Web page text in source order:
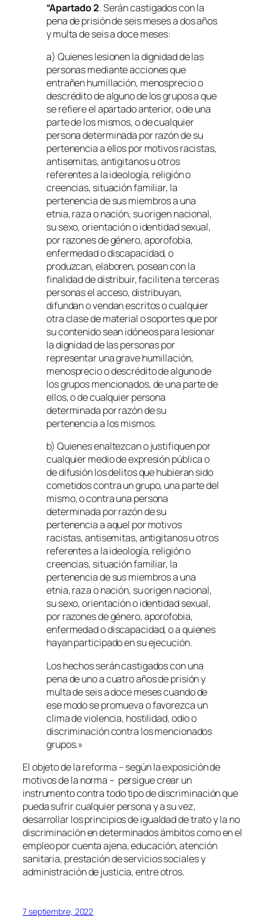
“Apartado 2. Serán castigados con la
pena de prisión de seis meses a dos años
y multa de seis a doce meses:
a) Quienes lesionen la dignidad de las
personas mediante acciones que
entrañen humillación, menosprecio o
descrédito de alguno de los grupos a que
se refiere el apartado anterior, o de una
parte de los mismos, o de cualquier
persona determinada por razón de su
pertenencia a ellos por motivos racistas,
antisemitas, antigitanos u otros
referentes a la ideología, religión o
creencias, situación familiar, la
pertenencia de sus miembros a una
etnia, raza o nación, su origen nacional,
su sexo, orientación o identidad sexual,
por razones de género, aporofobia,
enfermedad o discapacidad, o
produzcan, elaboren, posean con la
finalidad de distribuir, faciliten a terceras
personas el acceso, distribuyan,
difundan o vendan escritos o cualquier
otra clase de material o soportes que por
su contenido sean idóneos para lesionar
la dignidad de las personas por
representar una grave humillación,
menosprecio o descrédito de alguno de
los grupos mencionados, de una parte de
ellos, o de cualquier persona
determinada por razón de su
pertenencia a los mismos.
b) Quienes enaltezcan o justifiquen por
cualquier medio de expresión pública o
de difusión los delitos que hubieran sido
cometidos contra un grupo, una parte del
mismo, o contra una persona
determinada por razón de su
pertenencia a aquel por motivos
racistas, antisemitas, antigitanos u otros
referentes a la ideología, religión o
creencias, situación familiar, la
pertenencia de sus miembros a una
etnia, raza o nación, su origen nacional,
su sexo, orientación o identidad sexual,
por razones de género, aporofobia,
enfermedad o discapacidad, o a quienes
hayan participado en su ejecución.
Los hechos serán castigados con una
pena de uno a cuatro años de prisión y
multa de seis a doce meses cuando de
ese modo se promueva o favorezca un
clima de violencia, hostilidad, odio o
discriminación contra los mencionados
grupos.»
El objeto de la reforma – según la exposición de
motivos de la norma – persigue crear un
instrumento contra todo tipo de discriminación que
pueda sufrir cualquier persona y a su vez,
desarrollar los principios de igualdad de trato y la no
discriminación en determinados ámbitos como en el
empleo por cuenta ajena, educación, atención
sanitaria, prestación de servicios sociales y
administración de justicia, entre otros.
7 septiembre, 2022